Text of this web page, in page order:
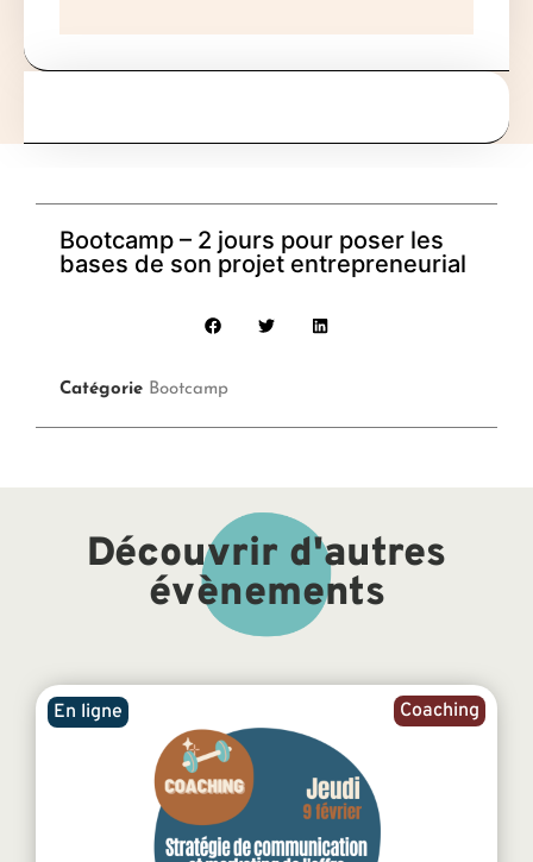
Bootcamp – 2 jours pour poser les
bases de son projet entrepreneurial
Catégorie Bootcamp
Découvrir d'autres
évènements
Coaching
En ligne